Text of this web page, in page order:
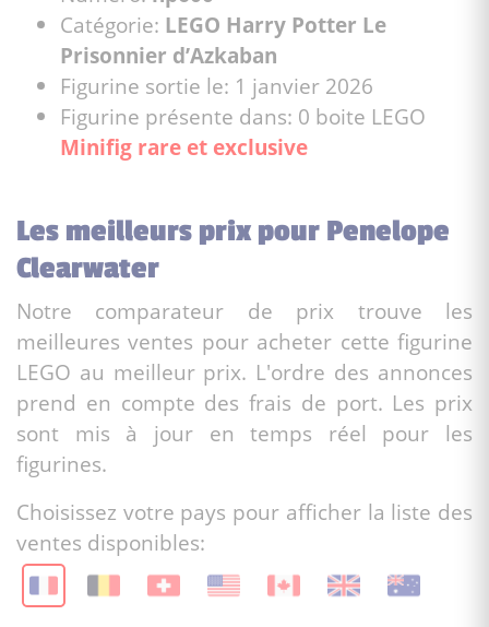
Catégorie: LEGO Harry Potter Le
Prisonnier d’Azkaban
Figurine sortie le: 1 janvier 2026
Figurine présente dans: 0 boite LEGO
Minifig rare et exclusive
Les meilleurs prix pour Penelope
Clearwater
Notre comparateur de prix trouve les
meilleures ventes pour acheter cette figurine
LEGO au meilleur prix. L'ordre des annonces
prend en compte des frais de port. Les prix
sont mis à jour en temps réel pour les
figurines.
Choisissez votre pays pour afficher la liste des
ventes disponibles: